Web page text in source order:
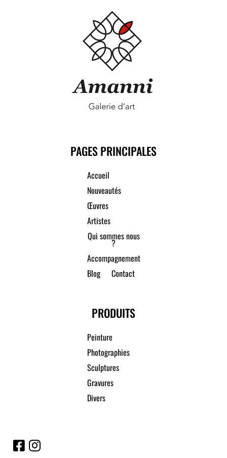
PAGES PRINCIPALES
Accueil
Nouveautés
Œuvres
Artistes
Qui sommes nous
?
Accompagnement
Blog
Contact
PRODUITS
Peinture
Photographies
Sculptures
Gravures
Divers